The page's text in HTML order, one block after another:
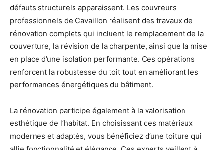
défauts structurels apparaissent. Les couvreurs
professionnels de Cavaillon réalisent des travaux de
rénovation complets qui incluent le remplacement de la
couverture, la révision de la charpente, ainsi que la mise
en place d’une isolation performante. Ces opérations
renforcent la robustesse du toit tout en améliorant les
performances énergétiques du bâtiment.
La rénovation participe également à la valorisation
esthétique de l’habitat. En choisissant des matériaux
modernes et adaptés, vous bénéficiez d’une toiture qui